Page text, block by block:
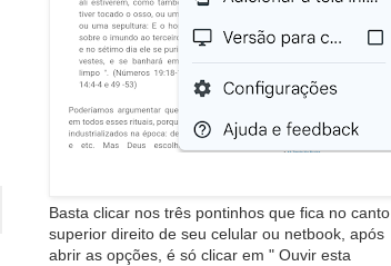
Basta clicar nos três pontinhos que fica no canto
superior direito de seu celular ou netbook, após
abrir as opções, é só clicar em " Ouvir esta